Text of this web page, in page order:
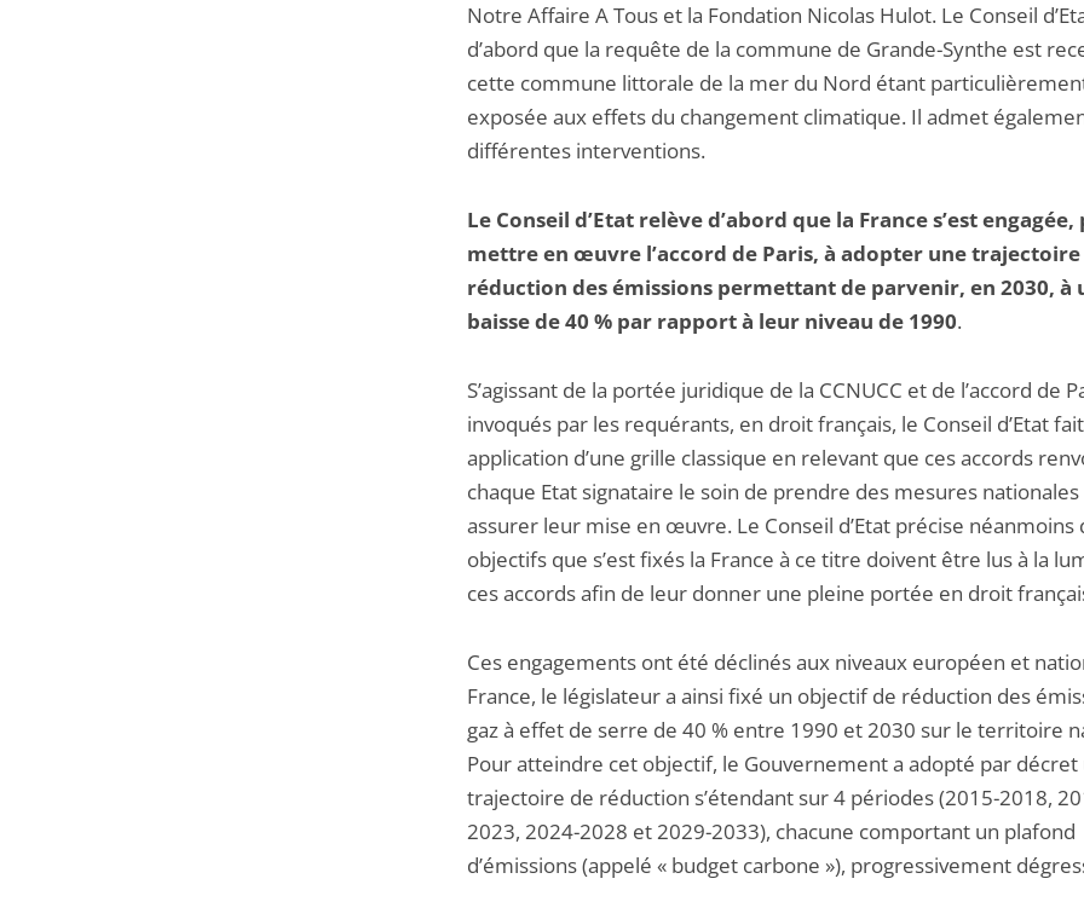
Notre Affaire A Tous et la Fondation Nicolas Hulot. Le Conseil
d’abord que la requête de la commune de Grande-Synthe est
cette commune littorale de la mer du Nord étant
exposée aux effets du changement climatique. Il admet
différentes interventions.
Le Conseil d’Etat relève d’abord que la France s’est
mettre en œuvre l’accord de Paris, à adopter une trajectoire
réduction des émissions permettant de parvenir, en 2030, à
baisse de 40 % par rapport à leur niveau de 1990.
S’agissant de la portée juridique de la CCNUCC et de l’accord de
invoqués par les requérants, en droit français, le Conseil d’Etat fait
application d’une grille classique en relevant que ces accords
chaque Etat signataire le soin de prendre des mesures
assurer leur mise en œuvre. Le Conseil d’Etat précise néanmoins
objectifs que s’est fixés la France à ce titre doivent être lus à la
ces accords afin de leur donner une pleine portée en droit
Ces engagements ont été déclinés aux niveaux européen et
France, le législateur a ainsi fixé un objectif de réduction des
gaz à effet de serre de 40 % entre 1990 et 2030 sur le territoire
Pour atteindre cet objectif, le Gouvernement a adopté par décret
trajectoire de réduction s’étendant sur 4 périodes (2015-2018,
2023, 2024-2028 et 2029-2033), chacune comportant un plafond
d’émissions (appelé « budget carbone »), progressivement